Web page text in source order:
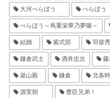
大河べらぼう べらぼう
べらぼう～蔦重栄華乃夢噺～
結婚 紫式部 羽柴
鎌倉武士 酒井忠次
築山殿 鎌倉 北条
源実朝 豊臣兄弟！